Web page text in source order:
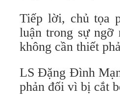
Tiếp lời, chủ tọa
luận trong sự ngỡ
không cần thiết
LS Đặng Đình
phản đối vì bị cắt